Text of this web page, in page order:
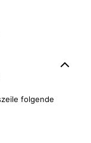
folgende